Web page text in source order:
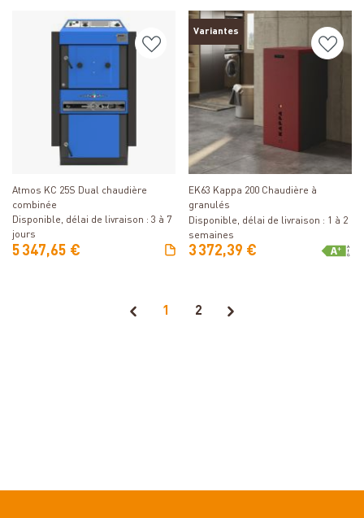
Détails
Atmos KC 25S Dual chaudière
combinée
Disponible, délai de livraison : 3 à 7
jours
5 347,65 €
Variantes
Détails
EK63 Kappa 200 Chaudière à
granulés
Disponible, délai de livraison : 1 à 2
semaines
3 372,39 €
1 2